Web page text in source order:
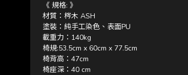
《 規格: 》
材質：梣木 ASH
塗裝：純手工染色、表面PU
載重力：140kg
椅規:53.5cm x 60cm x 77.5cm
椅背高：47cm
椅座深：40 cm